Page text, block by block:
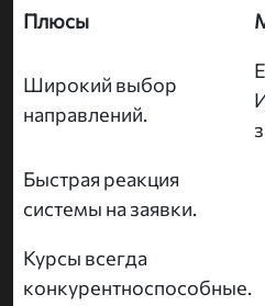
Плюсы
Широкий выбор
направлений.
Быстрая реакция
системы на заявки.
Курсы всегда
конкурентноспособные.